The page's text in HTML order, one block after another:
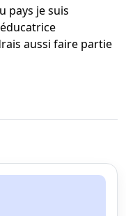
pays je suis
aussi faire partie